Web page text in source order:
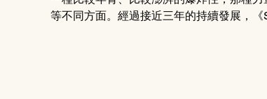
等不同方面。經過接近三年的持續發展，